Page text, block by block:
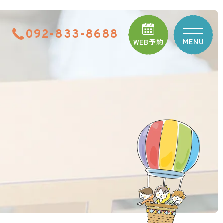
092-833-8688 WEB予約 MENU